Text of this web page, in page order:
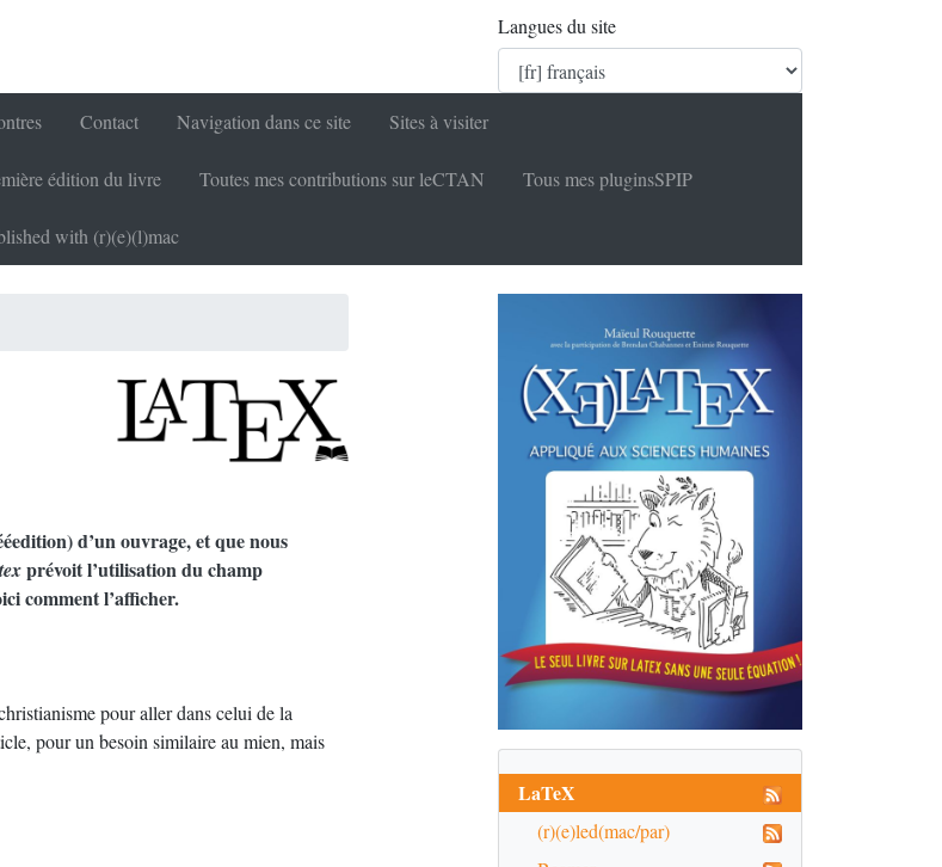
Langues du site
Contact Navigation dans ce site Sites à visiter
édition du livre Toutes mes contributions sur leCTAN Tous mes pluginsSPIP
with (r)(e)(l)mac
d’un ouvrage, et que nous
prévoit l’utilisation du champ
comment l’afficher.
pour aller dans celui de la
pour un besoin similaire au mien, mais
LaTeX
(r)(e)led(mac/par)